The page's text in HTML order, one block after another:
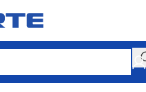
Адаптери та перехідники